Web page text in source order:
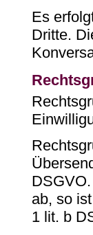
Es
Dritte.
ab, so
1 lit. b